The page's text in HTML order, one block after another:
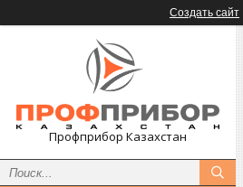
Создать сайт
Профприбор Казахстан